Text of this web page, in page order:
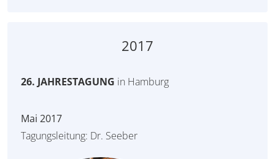
2017
26. JAHRESTAGUNG in Hamburg
Mai 2017
Tagungsleitung: Dr. Seeber